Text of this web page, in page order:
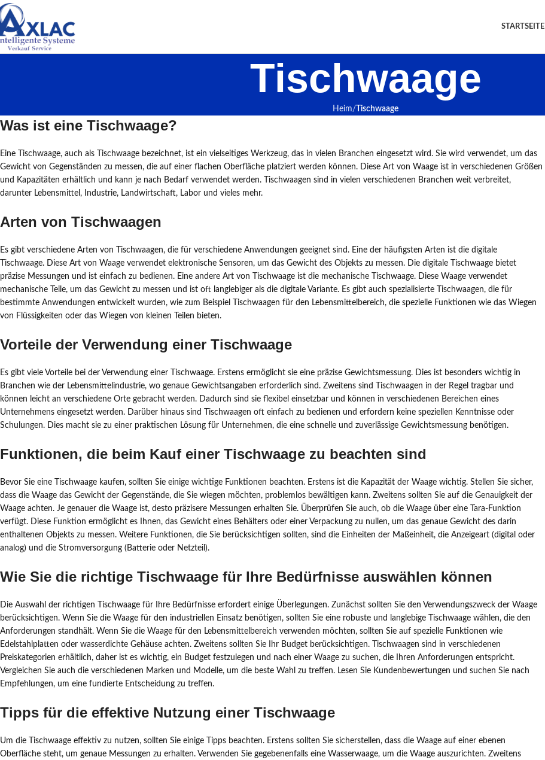
STARTSEITE
Tischwaage
Heim Tischwaage
Was ist eine Tischwaage?
Eine Tischwaage, auch als Tischwaage bezeichnet, ist ein vielseitiges Werkzeug, das in vielen Branchen eingesetzt wird. Sie wird verwendet, um das
Gewicht von Gegenständen zu messen, die auf einer flachen Oberfläche platziert werden können. Diese Art von Waage ist in verschiedenen Größen
und Kapazitäten erhältlich und kann je nach Bedarf verwendet werden. Tischwaagen sind in vielen verschiedenen Branchen weit verbreitet,
darunter Lebensmittel, Industrie, Landwirtschaft, Labor und vieles mehr.
Arten von Tischwaagen
Es gibt verschiedene Arten von Tischwaagen, die für verschiedene Anwendungen geeignet sind. Eine der häufigsten Arten ist die digitale
Tischwaage. Diese Art von Waage verwendet elektronische Sensoren, um das Gewicht des Objekts zu messen. Die digitale Tischwaage bietet
präzise Messungen und ist einfach zu bedienen. Eine andere Art von Tischwaage ist die mechanische Tischwaage. Diese Waage verwendet
mechanische Teile, um das Gewicht zu messen und ist oft langlebiger als die digitale Variante. Es gibt auch spezialisierte Tischwaagen, die für
bestimmte Anwendungen entwickelt wurden, wie zum Beispiel Tischwaagen für den Lebensmittelbereich, die spezielle Funktionen wie das Wiegen
von Flüssigkeiten oder das Wiegen von kleinen Teilen bieten.
Vorteile der Verwendung einer Tischwaage
Es gibt viele Vorteile bei der Verwendung einer Tischwaage. Erstens ermöglicht sie eine präzise Gewichtsmessung. Dies ist besonders wichtig in
Branchen wie der Lebensmittelindustrie, wo genaue Gewichtsangaben erforderlich sind. Zweitens sind Tischwaagen in der Regel tragbar und
können leicht an verschiedene Orte gebracht werden. Dadurch sind sie flexibel einsetzbar und können in verschiedenen Bereichen eines
Unternehmens eingesetzt werden. Darüber hinaus sind Tischwaagen oft einfach zu bedienen und erfordern keine speziellen Kenntnisse oder
Schulungen. Dies macht sie zu einer praktischen Lösung für Unternehmen, die eine schnelle und zuverlässige Gewichtsmessung benötigen.
Funktionen, die beim Kauf einer Tischwaage zu beachten sind
Bevor Sie eine Tischwaage kaufen, sollten Sie einige wichtige Funktionen beachten. Erstens ist die Kapazität der Waage wichtig. Stellen Sie sicher,
dass die Waage das Gewicht der Gegenstände, die Sie wiegen möchten, problemlos bewältigen kann. Zweitens sollten Sie auf die Genauigkeit der
Waage achten. Je genauer die Waage ist, desto präzisere Messungen erhalten Sie. Überprüfen Sie auch, ob die Waage über eine Tara-Funktion
verfügt. Diese Funktion ermöglicht es Ihnen, das Gewicht eines Behälters oder einer Verpackung zu nullen, um das genaue Gewicht des darin
enthaltenen Objekts zu messen. Weitere Funktionen, die Sie berücksichtigen sollten, sind die Einheiten der Maßeinheit, die Anzeigeart (digital oder
analog) und die Stromversorgung (Batterie oder Netzteil).
Wie Sie die richtige Tischwaage für Ihre Bedürfnisse auswählen können
Die Auswahl der richtigen Tischwaage für Ihre Bedürfnisse erfordert einige Überlegungen. Zunächst sollten Sie den Verwendungszweck der Waage
berücksichtigen. Wenn Sie die Waage für den industriellen Einsatz benötigen, sollten Sie eine robuste und langlebige Tischwaage wählen, die den
Anforderungen standhält. Wenn Sie die Waage für den Lebensmittelbereich verwenden möchten, sollten Sie auf spezielle Funktionen wie
Edelstahlplatten oder wasserdichte Gehäuse achten. Zweitens sollten Sie Ihr Budget berücksichtigen. Tischwaagen sind in verschiedenen
Preiskategorien erhältlich, daher ist es wichtig, ein Budget festzulegen und nach einer Waage zu suchen, die Ihren Anforderungen entspricht.
Vergleichen Sie auch die verschiedenen Marken und Modelle, um die beste Wahl zu treffen. Lesen Sie Kundenbewertungen und suchen Sie nach
Empfehlungen, um eine fundierte Entscheidung zu treffen.
Tipps für die effektive Nutzung einer Tischwaage
Um die Tischwaage effektiv zu nutzen, sollten Sie einige Tipps beachten. Erstens sollten Sie sicherstellen, dass die Waage auf einer ebenen
Oberfläche steht, um genaue Messungen zu erhalten. Verwenden Sie gegebenenfalls eine Wasserwaage, um die Waage auszurichten. Zweitens